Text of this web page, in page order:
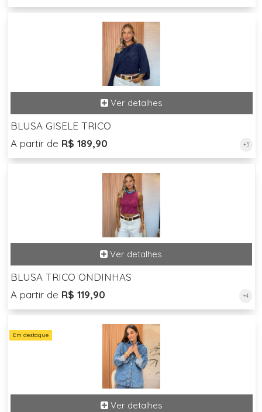
BLUSA GISELE TRICO
A partir de R$ 189,90 +3
BLUSA TRICO ONDINHAS
A partir de R$ 119,90 +4
Em destaque